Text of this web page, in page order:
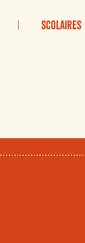
Scolaires